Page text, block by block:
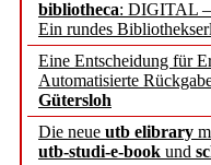
bibliotheca: DIGITAL
Ein rundes
Eine Entscheidung für
Automatisierte
Gütersloh
Die neue utb elibrary
utb-studi-e-book und